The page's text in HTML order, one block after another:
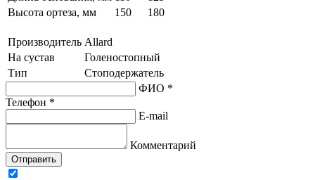
Высота ортеза, мм
150 180
Производитель Allard
На сустав
Голеностопный
Тип
Стоподержатель
ФИО *
Телефон *
E-mail
Комментарий
Отправить